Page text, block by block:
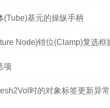
(Tube)基元的操纵手柄
Node)钳位(Clamp)复选框
项
时的对象标签更新异常